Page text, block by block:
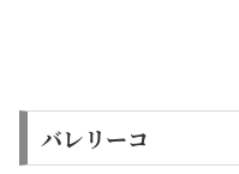
バレリーコ